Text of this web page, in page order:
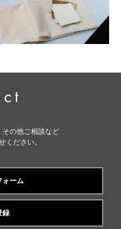
の他ご相談など
ください。
ォーム
録